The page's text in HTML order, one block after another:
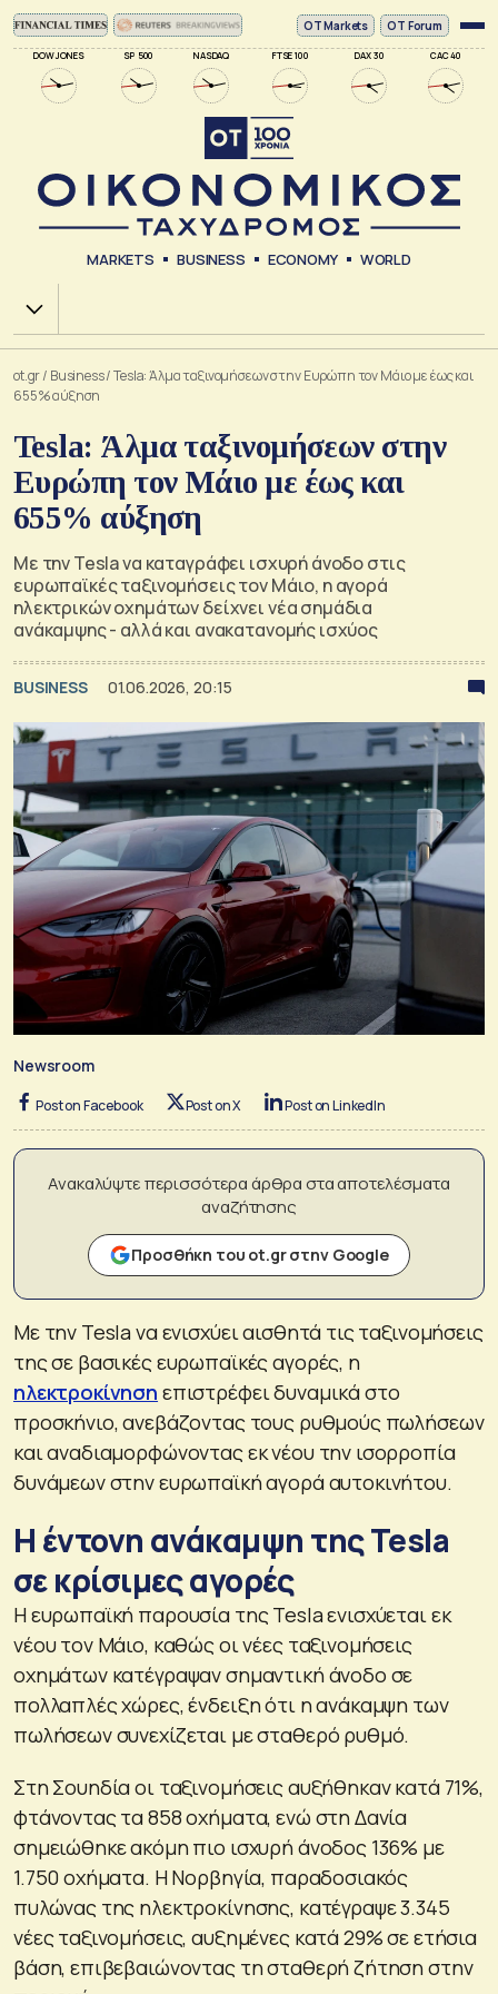
DOW JONES SP 500 NASDAQ FTSE 100 DAX 30 CAC 40
ΟΤ Markets OT Forum
MARKETS BUSINESS ECONOMY WORLD
Χ.Α.
ot.gr/ Business/Tesla: Άλμα ταξινομήσεων στην Ευρώπη τον Μάιο με έως και
655% αύξηση
Tesla: Άλμα ταξινομήσεων στην
Ευρώπη τον Μάιο με έως και
655% αύξηση
Με την Tesla να καταγράφει ισχυρή άνοδο στις
ευρωπαϊκές ταξινομήσεις τον Μάιο, η αγορά
ηλεκτρικών οχημάτων δείχνει νέα σημάδια
ανάκαμψης - αλλά και ανακατανομής ισχύος
BUSINESS 01.06.2026, 20:15
Newsroom
Post on Facebook Post on X Post on LinkedIn
Ανακαλύψτε περισσότερα άρθρα στα αποτελέσματα
αναζήτησης
Προσθήκη του ot.gr στην Google
Με την Tesla να ενισχύει αισθητά τις ταξινομήσεις
της σε βασικές ευρωπαϊκές αγορές, η
ηλεκτροκίνηση επιστρέφει δυναμικά στο
προσκήνιο, ανεβάζοντας τους ρυθμούς πωλήσεων
και αναδιαμορφώνοντας εκ νέου την ισορροπία
δυνάμεων στην ευρωπαϊκή αγορά αυτοκινήτου.
Η έντονη ανάκαμψη της Tesla
σε κρίσιμες αγορές
Η ευρωπαϊκή παρουσία της Tesla ενισχύεται εκ
νέου τον Μάιο, καθώς οι νέες ταξινομήσεις
οχημάτων κατέγραψαν σημαντική άνοδο σε
πολλαπλές χώρες, ένδειξη ότι η ανάκαμψη των
πωλήσεων συνεχίζεται με σταθερό ρυθμό.
Στη Σουηδία οι ταξινομήσεις αυξήθηκαν κατά 71%,
φτάνοντας τα 858 οχήματα, ενώ στη Δανία
σημειώθηκε ακόμη πιο ισχυρή άνοδος 136% με
1.750 οχήματα. Η Νορβηγία, παραδοσιακός
πυλώνας της ηλεκτροκίνησης, κατέγραψε 3.345
νέες ταξινομήσεις, αυξημένες κατά 29% σε ετήσια
βάση, επιβεβαιώνοντας τη σταθερή ζήτηση στην